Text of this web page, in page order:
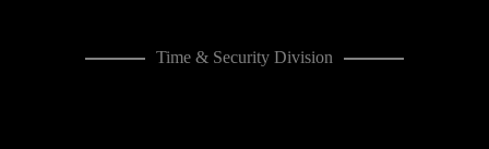
Time & Security Division